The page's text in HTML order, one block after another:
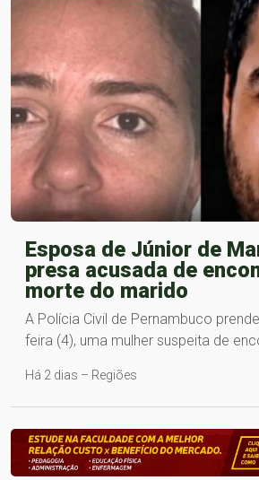
Esposa de Júnior de
presa acusada de
morte do marido
A Polícia Civil de Pernambuco
feira (4), uma mulher suspeita de
Há 2 dias – Regiões